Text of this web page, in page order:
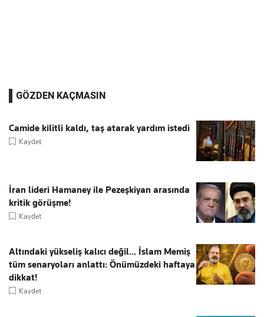
GÖZDEN KAÇMASIN
Camide kilitli kaldı, taş atarak yardım istedi
Kaydet
İran lideri Hamaney ile Pezeşkiyan arasında
kritik görüşme!
Kaydet
Altındaki yükseliş kalıcı değil... İslam Memiş
tüm senaryoları anlattı: Önümüzdeki haftaya
dikkat!
Kaydet